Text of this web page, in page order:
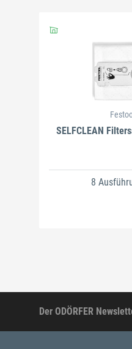
SELFCLEAN
8
Der ODÖRFER